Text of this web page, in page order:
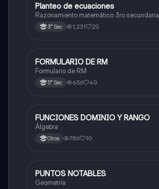
Matemáticas
Planteo de ecuaciones
Razonamiento matemático 3ro secundaria
3° Sec 1,231 20
Matemáticas
FORMULARIO DE RM
Formulario de RM
5° Sec 636 40
Matemáticas
FUNCIONES DOMINIO Y RANGO
Álgebra
Otros 786 10
Matemáticas
PUNTOS NOTABLES
Geometría